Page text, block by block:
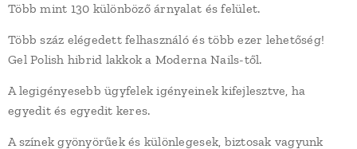
Több mint 130 különböző árnyalat és felület.
Több száz elégedett felhasználó és több ezer lehetőség!
Gel Polish hibrid lakkok a Moderna Nails-től.
A legigényesebb ügyfelek igényeinek kifejlesztve, ha
egyedit és egyedit keres.
A színek gyönyörűek és különlegesek, biztosak vagyunk